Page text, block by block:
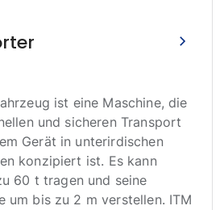
ist eine Maschine, die
und sicheren Transport
Gerät in unterirdischen
konzipiert ist. Es kann
60 t tragen und seine
um bis zu 2 m verstellen. ITM